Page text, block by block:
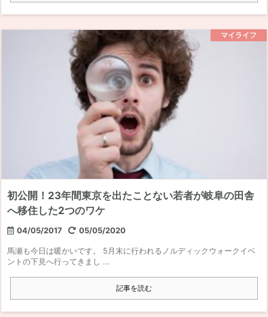
初公開！23年間東京を出たことない若者が岐阜の田舎
へ移住した2つのワケ
04/05/2017 05/05/2020
マイライフ
馬瀬も今日は暖かいです。 5月末に行われるノルディックウォークイベ
ントの下見へ行ってきまし ...
記事を読む